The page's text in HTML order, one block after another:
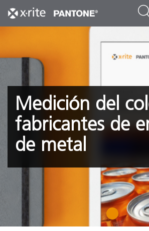
Medición del
fabricantes de
de metal
1